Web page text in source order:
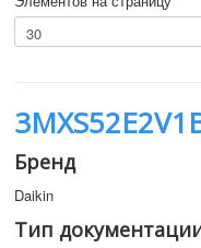
Бренд
Daikin
Тип